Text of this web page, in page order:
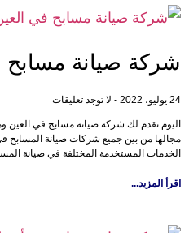
شركة صيانة مسابح
24 يوليو، 2022 لا توجد تعليقات
اليوم نقدم لك شركة صيانة مسابح في
مجالها من بين جميع شركات صيانة
الخدمات المستخدمة المختلفة في صيانة
اقرأ المزيد...